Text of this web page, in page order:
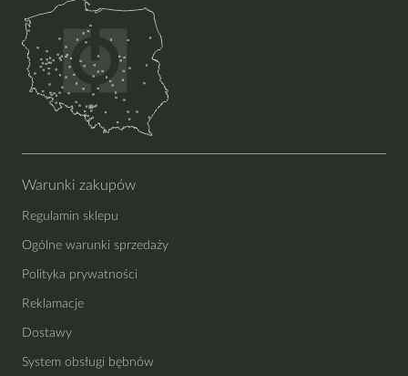
Warunki zakupów
Regulamin sklepu
Ogólne warunki sprzedaży
Polityka prywatności
Reklamacje
Dostawy
System obsługi bębnów